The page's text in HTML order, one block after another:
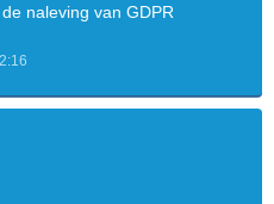
naleving van GDPR